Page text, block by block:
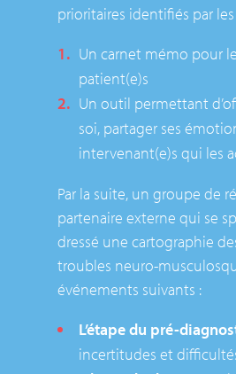
prioritaires identifiés par
Un carnet mémo pour
patient(e)s
Un outil permettant
soi, partager ses
intervenant(e)s qui les
Par la suite, un groupe de
partenaire externe qui se
dressé une cartographie
troubles neuro-
événements suivants :
L’étape du pré-
incertitudes et